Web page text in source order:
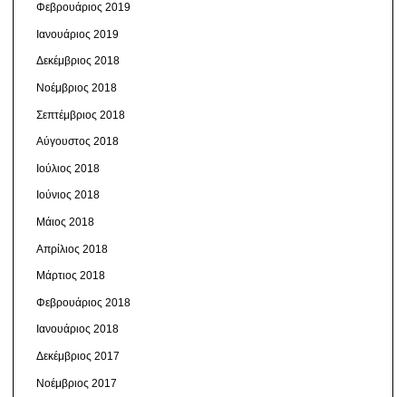
Φεβρουάριος 2019
Ιανουάριος 2019
Δεκέμβριος 2018
Νοέμβριος 2018
Σεπτέμβριος 2018
Αύγουστος 2018
Ιούλιος 2018
Ιούνιος 2018
Μάιος 2018
Απρίλιος 2018
Μάρτιος 2018
Φεβρουάριος 2018
Ιανουάριος 2018
Δεκέμβριος 2017
Νοέμβριος 2017